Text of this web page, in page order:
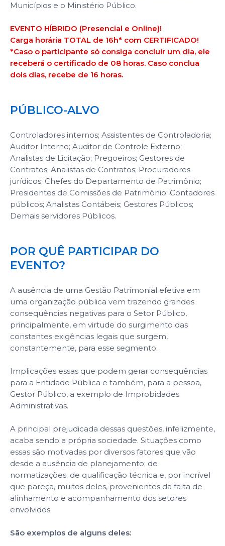
Municípios e o Ministério Público.
EVENTO HÍBRIDO (Presencial e Online)!
Carga horária TOTAL de 16h* com CERTIFICADO!
*Caso o participante só consiga concluir um dia, ele
receberá o certificado de 08 horas. Caso conclua
dois dias, recebe de 16 horas.
PÚBLICO-ALVO
Controladores internos; Assistentes de Controladoria;
Auditor Interno; Auditor de Controle Externo;
Analistas de Licitação; Pregoeiros; Gestores de
Contratos; Analistas de Contratos; Procuradores
jurídicos; Chefes do Departamento de Patrimônio;
Presidentes de Comissões de Patrimônio; Contadores
públicos; Analistas Contábeis; Gestores Públicos;
Demais servidores Públicos.
POR QUÊ PARTICIPAR DO
EVENTO?
A ausência de uma Gestão Patrimonial efetiva em
uma organização pública vem trazendo grandes
consequências negativas para o Setor Público,
principalmente, em virtude do surgimento das
constantes exigências legais que surgem,
constantemente, para esse segmento.
Implicações essas que podem gerar consequências
para a Entidade Pública e também, para a pessoa,
Gestor Público, a exemplo de Improbidades
Administrativas.
A principal prejudicada dessas questões, infelizmente,
acaba sendo a própria sociedade. Situações como
essas são motivadas por diversos fatores que vão
desde a ausência de planejamento; de
normatizações; de qualificação técnica e, por incrível
que pareça, muitos deles, provenientes da falta de
alinhamento e acompanhamento dos setores
envolvidos.
São exemplos de alguns deles: